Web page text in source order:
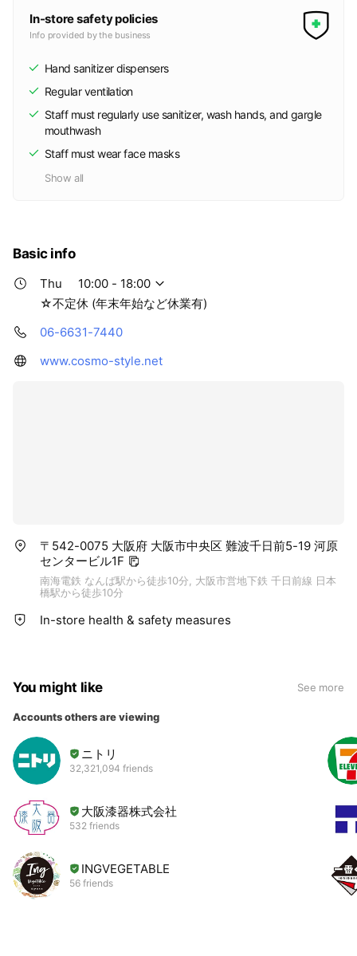
In-store safety policies
Info provided by the business
Hand sanitizer dispensers
Regular ventilation
Staff must regularly use sanitizer, wash hands, and gargle
mouthwash
Staff must wear face masks
Show all
Basic info
Thu
10:00 - 18:00
☆不定休 (年末年始など休業有)
06-6631-7440
www.cosmo-style.net
〒542-0075 大阪府 大阪市中央区 難波千日前5-19 河原
センタービル1F
南海電鉄 なんば駅から徒歩10分, 大阪市営地下鉄 千日前線 日本
橋駅から徒歩10分
In-store health & safety measures
You might like See more
Accounts others are viewing
ニトリ
32,321,094 friends
大阪漆器株式会社
532 friends
INGVEGETABLE
56 friends